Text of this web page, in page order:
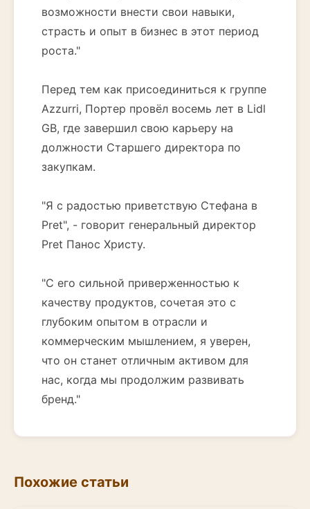
возможности внести свои навыки,
страсть и опыт в бизнес в этот период
роста."
Перед тем как присоединиться к группе
Azzurri, Портер провёл восемь лет в Lidl
GB, где завершил свою карьеру на
должности Старшего директора по
закупкам.
"Я с радостью приветствую Стефана в
Pret", - говорит генеральный директор
Pret Панос Христу.
"С его сильной приверженностью к
качеству продуктов, сочетая это с
глубоким опытом в отрасли и
коммерческим мышлением, я уверен,
что он станет отличным активом для
нас, когда мы продолжим развивать
бренд."
Похожие статьи